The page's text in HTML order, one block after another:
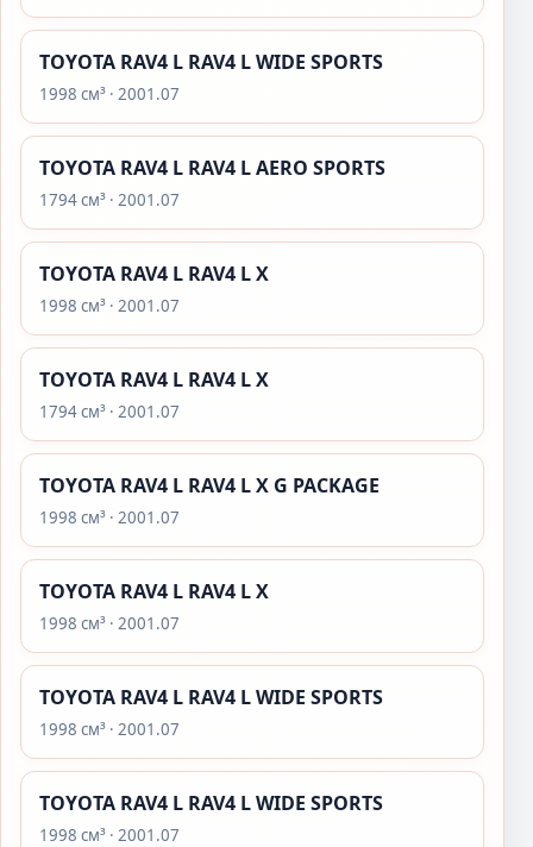
TOYOTA RAV4 L RAV4 L WIDE SPORTS
1998 см³ · 2001.07
TOYOTA RAV4 L RAV4 L AERO SPORTS
1794 см³ · 2001.07
TOYOTA RAV4 L RAV4 L X
1998 см³ · 2001.07
TOYOTA RAV4 L RAV4 L X
1794 см³ · 2001.07
TOYOTA RAV4 L RAV4 L X G PACKAGE
1998 см³ · 2001.07
TOYOTA RAV4 L RAV4 L X
1998 см³ · 2001.07
TOYOTA RAV4 L RAV4 L WIDE SPORTS
1998 см³ · 2001.07
TOYOTA RAV4 L RAV4 L WIDE SPORTS
1998 см³ · 2001.07